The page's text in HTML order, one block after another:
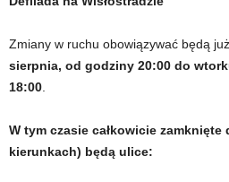
Zmiany w ruchu obowiązywać będą już
sierpnia, od godziny 20:00 do
18:00
W tym czasie całkowicie
kierunkach) będą ulice: